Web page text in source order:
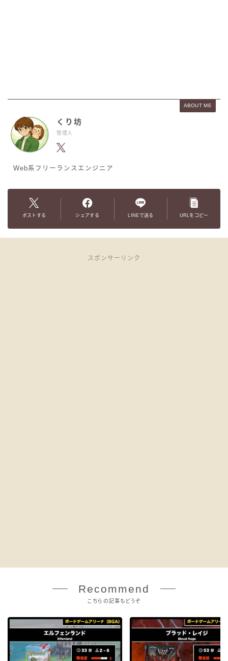
ABOUT ME
くり坊
管理人
Web系フリーランスエンジニア
ポストする シェアする LINEで送る URLをコピー
スポンサーリンク
Recommend
こちらの記事もどうぞ